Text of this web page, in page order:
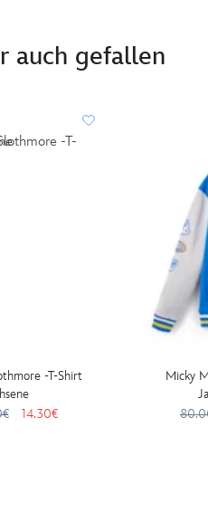
auch gefallen
-T-Shirt
14.30€
Micky